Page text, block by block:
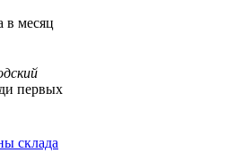
в месяц
первых
склада